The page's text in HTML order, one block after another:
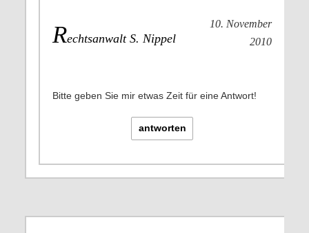
Rechtsanwalt S. Nippel
10. November
2010
Bitte geben Sie mir etwas Zeit für eine Antwort!
antworten